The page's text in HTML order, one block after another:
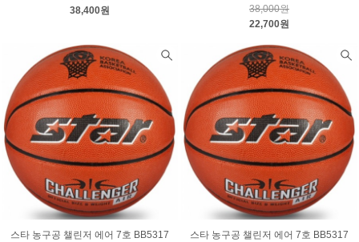
38,400원
38,000원
22,700원
스타 농구공 챌린저 에어 7호 BB5317
스타 농구공 챌린저 에어 7호 BB5317